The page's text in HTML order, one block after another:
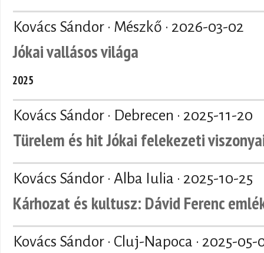
Kovács Sándor · Mészkő · 2026-03-02
Jókai vallásos világa
2025
Kovács Sándor · Debrecen · 2025-11-20
Türelem és hit Jókai felekezeti
Kovács Sándor · Alba Iulia · 2025-10-25
Kárhozat és kultusz: Dávid Ferenc
Kovács Sándor · Cluj-Napoca · 2025-05-